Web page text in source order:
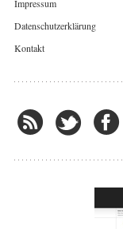
Impressum
Datenschutzerklärung
Kontakt